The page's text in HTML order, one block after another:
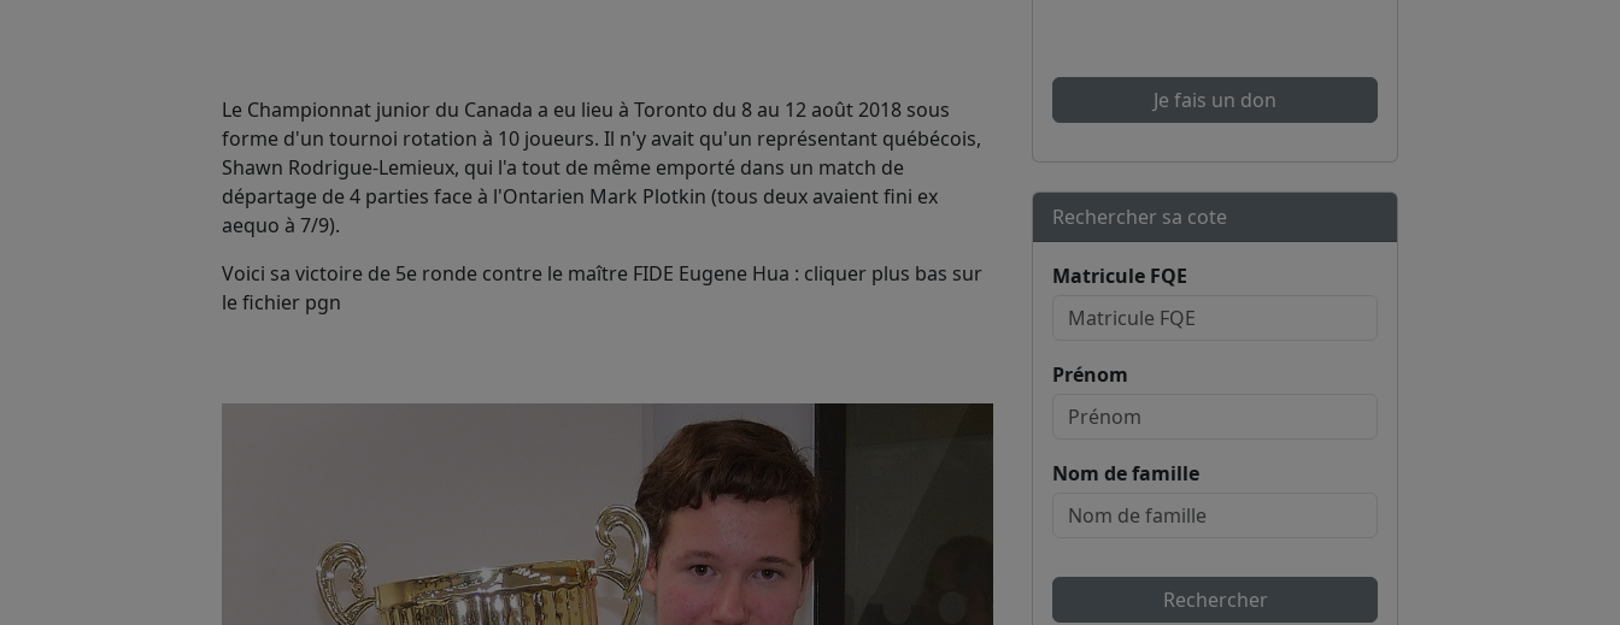
Le Championnat junior du Canada a eu lieu à Toronto du 8 au 12 août 2018 sous
forme d'un tournoi rotation à 10 joueurs. Il n'y avait qu'un représentant québécois,
Shawn Rodrigue-Lemieux, qui l'a tout de même emporté dans un match de
départage de 4 parties face à l'Ontarien Mark Plotkin (tous deux avaient fini ex
aequo à 7/9).
Voici sa victoire de 5e ronde contre le maître FIDE Eugene Hua : cliquer plus bas sur
le fichier pgn
Je fais un don
Rechercher sa cote
Matricule FQE
Prénom
Nom de famille
Rechercher